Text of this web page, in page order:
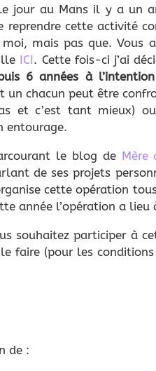
jour au Mans il y a un
reprendre cette activité
mais pas que. Vous
ICI. Cette fois-ci j’ai
6 années à
un chacun peut être
et c’est tant mieux)
entourage.
le blog de Mère
de ses projets
cette opération
année l’opération a lieu
souhaitez participer à
faire (pour les
de :